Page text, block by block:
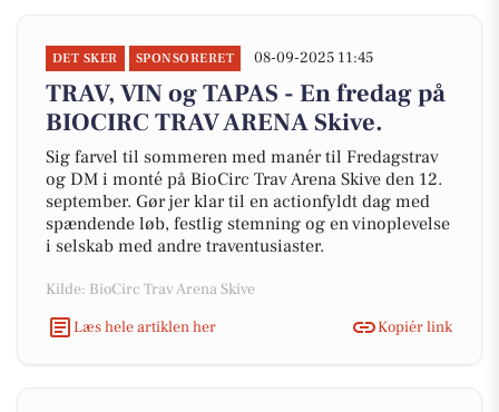
DET SKER SPONSORERET 08-09-2025 11:45
TRAV, VIN og TAPAS - En fredag på
BIOCIRC TRAV ARENA Skive.
Sig farvel til sommeren med manér til Fredagstrav
og DM i monté på BioCirc Trav Arena Skive den 12.
september. Gør jer klar til en actionfyldt dag med
spændende løb, festlig stemning og en vinoplevelse
i selskab med andre traventusiaster.
Kilde: BioCirc Trav Arena Skive
Læs hele artiklen her
Kopiér link